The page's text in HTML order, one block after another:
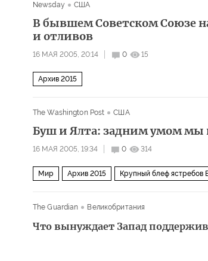
Newsday США
В бывшем Советском Союзе
и отливов
16 МАЯ 2005, 20:14 0 15
Архив 2015
The Washington Post США
Буш и Ялта: задним умом мы
16 МАЯ 2005, 19:34 0 314
Мир Архив 2015 Крупный блеф ястребов
The Guardian Великобритания
Что вынуждает Запад